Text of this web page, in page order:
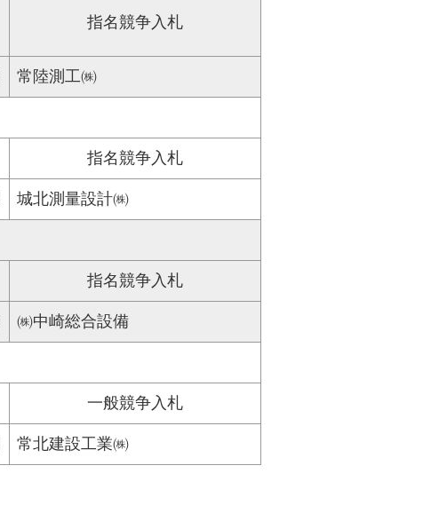
指名競争入札
常陸測工㈱
指名競争入札
城北測量設計㈱
指名競争入札
㈱中崎総合設備
一般競争入札
常北建設工業㈱